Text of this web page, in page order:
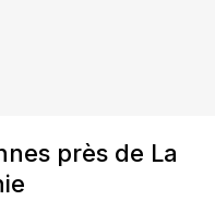
près de La